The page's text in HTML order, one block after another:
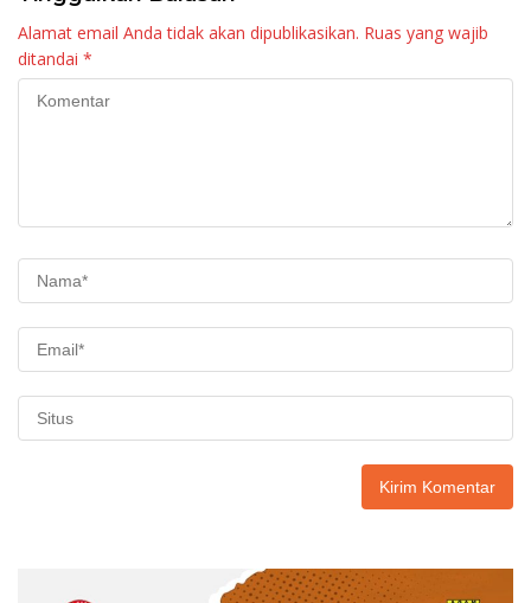
Alamat email Anda tidak akan dipublikasikan. Ruas yang wajib
ditandai *